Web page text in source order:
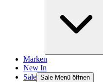
Marken
New In
Sale Sale Menü öffnen